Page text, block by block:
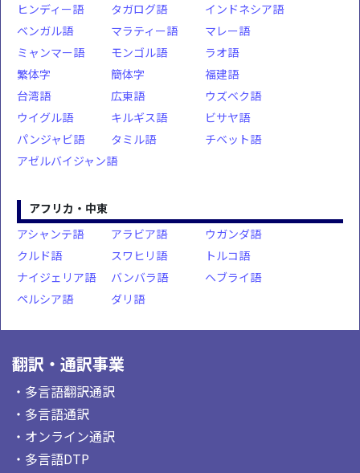
ヒンディー語
タガログ語
インドネシア語
ベンガル語
マラティー語
マレー語
ミャンマー語
モンゴル語
ラオ語
繁体字
簡体字
福建語
台湾語
広東語
ウズベク語
ウイグル語
キルギス語
ビサヤ語
パンジャビ語
タミル語
チベット語
アゼルバイジャン語
アフリカ・中東
アシャンテ語
アラビア語
ウガンダ語
クルド語
スワヒリ語
トルコ語
ナイジェリア語
バンバラ語
ヘブライ語
ペルシア語
ダリ語